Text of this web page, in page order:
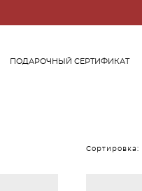
ПОДАРОЧНЫЙ СЕРТИФИКАТ
Сортировка: